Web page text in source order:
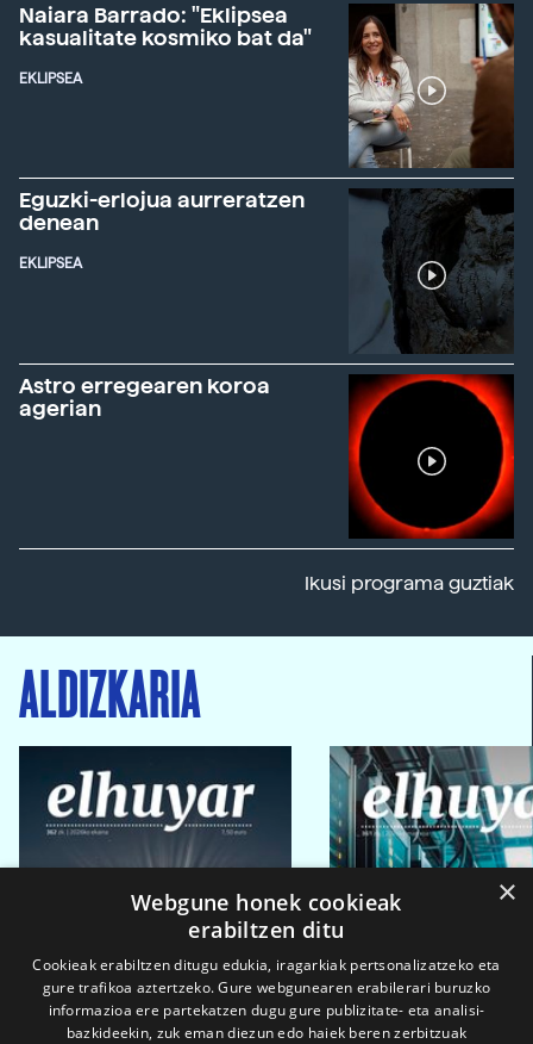
Naiara Barrado: "Eklipsea
kasualitate kosmiko bat da"
EKLIPSEA
Eguzki-erlojua aurreratzen
denean
EKLIPSEA
Astro erregearen koroa
agerian
Ikusi programa guztiak
ALDIZKARIA
×
Webgune honek cookieak
erabiltzen ditu
Cookieak erabiltzen ditugu edukia, iragarkiak pertsonalizatzeko eta
gure trafikoa aztertzeko. Gure webgunearen erabilerari buruzko
informazioa ere partekatzen dugu gure publizitate- eta analisi-
bazkideekin, zuk eman diezun edo haiek beren zerbitzuak